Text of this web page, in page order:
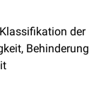
der
Behinderung